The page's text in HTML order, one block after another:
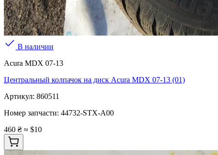
В наличии
Acura MDX 07-13
Центральный колпачок на диск Acura MDX 07-13 (01)
Артикул: 860511
Номер запчасти: 44732-STX-A00
460 ₴ ≈ $10